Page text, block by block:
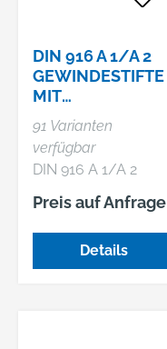
DIN 916 A 1/A 2
GEWINDESTIFTE
MIT
RINGSCHNEIDE,
MIT
INNENSECHSKAN
T
91 Varianten
verfügbar
DIN 916 A 1/A 2
Gewindestifte mit
Ringschneide, mit
Innensechskant
Preis auf Anfrage
Details